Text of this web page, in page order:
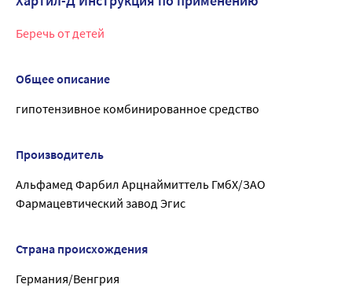
Беречь от детей
Общее описание
гипотензивное комбинированное средство
Производитель
Альфамед Фарбил Арцнаймиттель ГмбХ/ЗАО
Фармацевтический завод Эгис
Страна происхождения
Германия/Венгрия